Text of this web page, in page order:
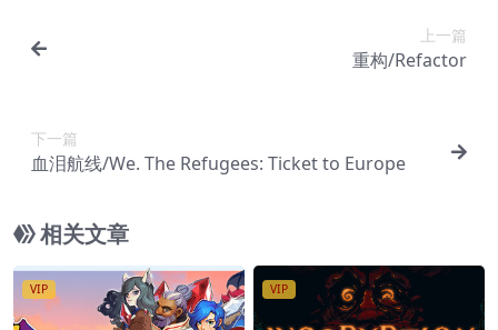
上一篇
重构/Refactor
下一篇
血泪航线/We. The Refugees: Ticket to Europe
相关文章
VIP VIP